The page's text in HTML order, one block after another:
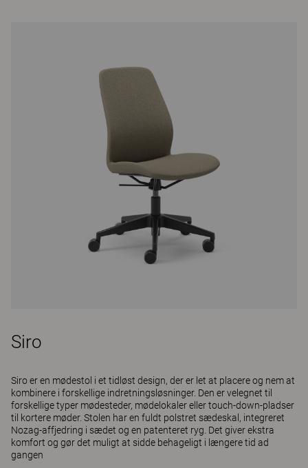
Siro
Siro er en mødestol i et tidløst design, der er let at placere og nem at
kombinere i forskellige indretningsløsninger. Den er velegnet til
forskellige typer mødesteder, mødelokaler eller touch-down-pladser
til kortere møder. Stolen har en fuldt polstret sædeskal, integreret
Nozag-affjedring i sædet og en patenteret ryg. Det giver ekstra
komfort og gør det muligt at sidde behageligt i længere tid ad
gangen